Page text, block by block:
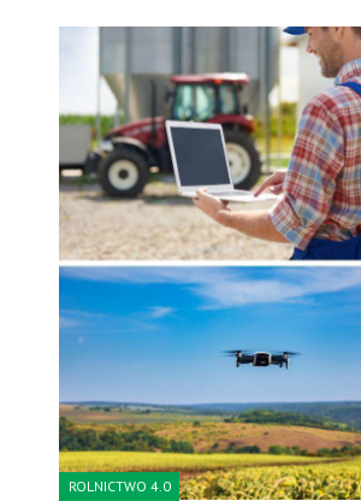
ROLNICTWO 4.0